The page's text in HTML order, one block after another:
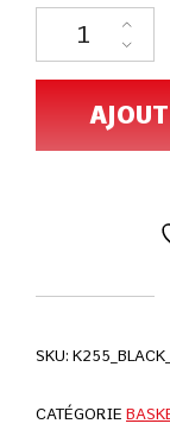
SKU:
CATÉGORIE